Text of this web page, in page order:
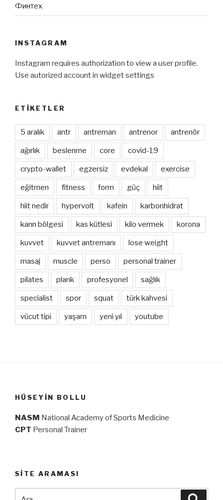
Финтех
INSTAGRAM
Instagram requires authorization to view a user profile.
Use autorized account in widget settings
ETIKETLER
5 aralık antr antreman antrenor antrenör
ağırlık beslenme core covid-19
crypto-wallet egzersiz evdekal exercise
eğitmen fitness form güç hiit
hiit nedir hypervolt kafein karbonhidrat
karın bölgesi kas kütlesi kilo vermek korona
kuvvet kuvvet antremanı lose weight
masaj muscle perso personal trainer
pilates plank profesyonel sağlık
specialist spor squat türk kahvesi
vücut tipi yaşam yeni yıl youtube
HÜSEYIN BOLLU
NASM National Academy of Sports Medicine
CPT Personal Trainer
SITE ARAMASI